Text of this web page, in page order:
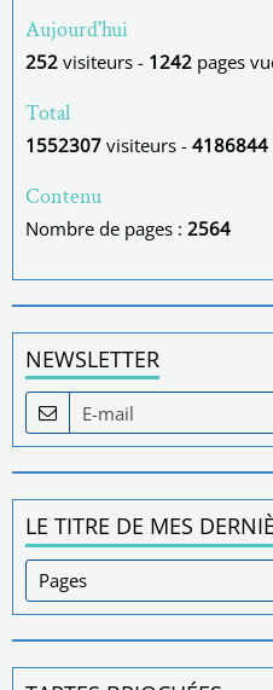
Aujourd'hui
252 visiteurs - 1242 pages
Total
1552307 visiteurs - 4186844
Contenu
Nombre de pages : 2564
NEWSLETTER
LE TITRE DE MES